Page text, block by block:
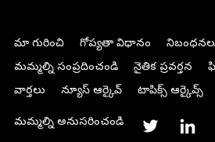
మా గురించి గోప్యతా విధానం
మమ్మల్ని సంప్రదించండి
నైతిక ప్రవర్తన
వార్తలు
న్యూస్ ఆర్కైవ్ టాపిక్స్ ఆర్కైవ్స్
మమ్మల్ని అనుసరించండి